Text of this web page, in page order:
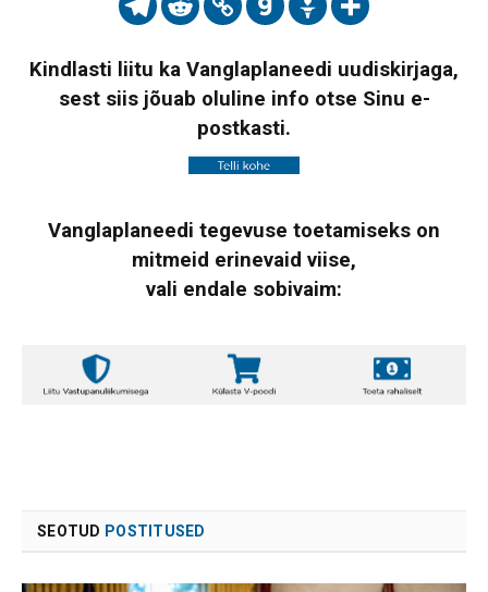
Kindlasti liitu ka Vanglaplaneedi uudiskirjaga,
sest siis jõuab oluline info otse Sinu e-
postkasti.
Vanglaplaneedi tegevuse toetamiseks on
mitmeid erinevaid viise,
vali endale sobivaim:
SEOTUD POSTITUSED